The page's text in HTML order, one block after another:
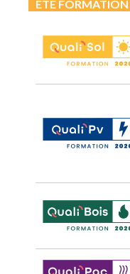
ETE FORMATION